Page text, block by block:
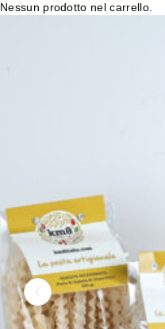
Nessun prodotto nel carrello.